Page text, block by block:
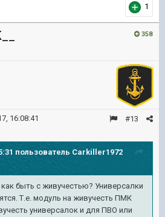
1
358
#13
16:08:41
пользователь Carkiller1972
быть с живучестью? Универсалки
Т.е. модуль на живучесть ПМК
универсалок и для ПВО или